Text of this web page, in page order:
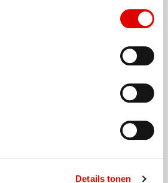
Details tonen
start en je kunt meteen aan
voor particuliere rijders, maar
je was- en
de AVIA Card worden
factuur. Wel zo
de administratie en de btw-